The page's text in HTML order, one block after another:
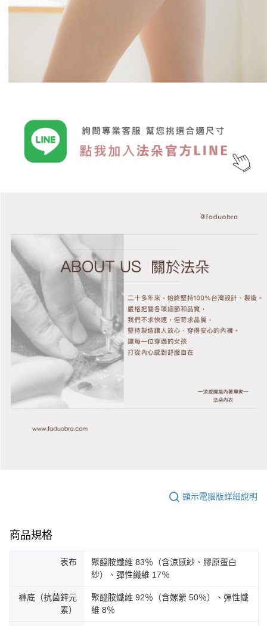
顯示電腦版詳細說明
商品規格
表布
聚醯胺纖維 83％（含涼感紗、膠原蛋白
紗）、彈性纖維 17％
褲底（抗菌鋅元
素）
聚醯胺纖維 92％（含嫘縈 50％）、彈性纖
維 8％